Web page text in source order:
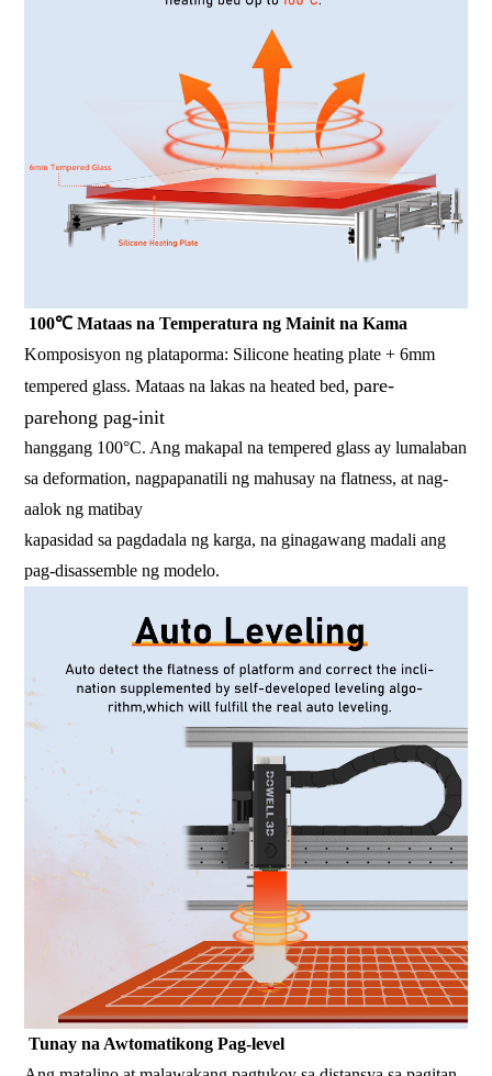
100℃ Mataas na Temperatura ng Mainit na Kama
Komposisyon ng plataporma: Silicone heating plate + 6mm
tempered glass. Mataas na lakas na heated bed,pare-
parehong pag-init
hanggang 100°C. Ang makapal na tempered glass ay lumalaban
sa deformation, nagpapanatili ng mahusay na flatness, at nag-
aalok ng matibay
kapasidad sa pagdadala ng karga, na ginagawang madali ang
pag-disassemble ng modelo.
Tunay na Awtomatikong Pag-level